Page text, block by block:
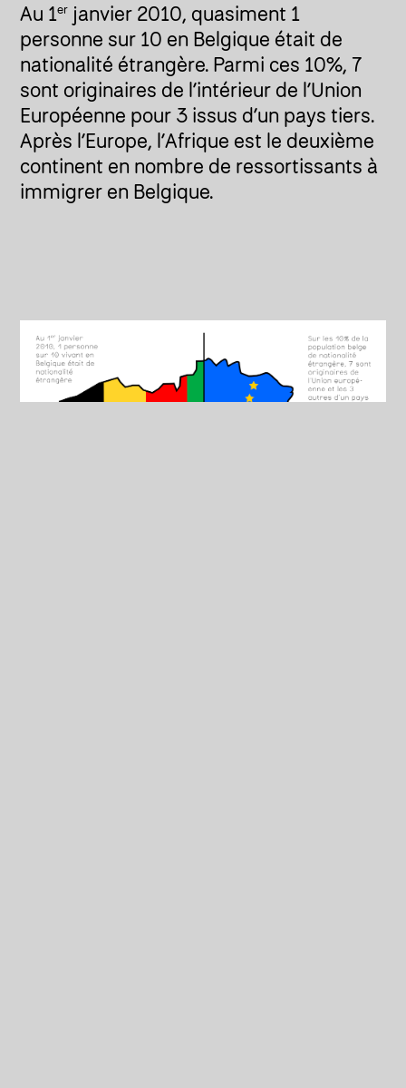
Au 1er janvier 2010, quasiment 1
personne sur 10 en Belgique était de
nationalité étrangère. Parmi ces 10%, 7
sont originaires de l’intérieur de l’Union
Européenne pour 3 issus d’un pays tiers.
Après l’Europe, l’Afrique est le deuxième
continent en nombre de ressortissants à
immigrer en Belgique.